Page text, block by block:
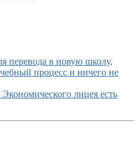
перевода в новую школу,
процесс и ничего не
лицея есть